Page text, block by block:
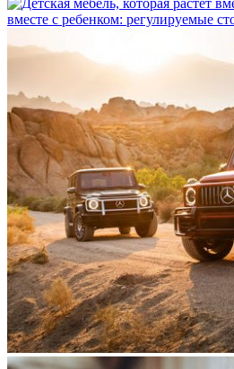
вместе с ребенком: регулируемые